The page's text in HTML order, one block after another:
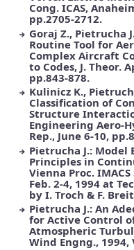
Cong. ICAS,
pp.2705-2712.
Goraj Z., Pietrucha
Routine Tool for
Complex Aircraft
to Codes, J. Theor.
pp.843-878.
Kulinicz K.,
Classification of
Structure
Engineering Aero-
Rep., June 6-10,
Pietrucha J.:
Principles in
Vienna Proc.
Feb. 2-4, 1994 at
by I. Troch & F.
Pietrucha J.: An
for Active Control
Atmospheric
Wind Engng., 1994,